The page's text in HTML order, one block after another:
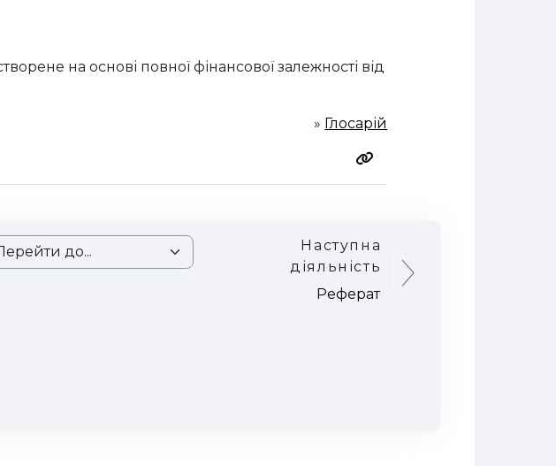
на основі повної фінансової залежності від
» Глосарій
до...
Наступна
діяльність
Реферат